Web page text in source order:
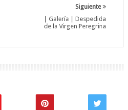
Siguiente
| Galería | Despedida
de la Virgen Peregrina